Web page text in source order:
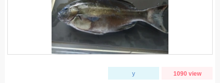
y 1090 view